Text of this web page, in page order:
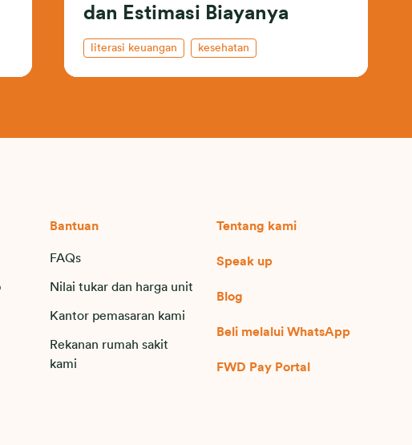
dan Estimasi Biayanya
literasi keuangan kesehatan
Bantuan
FAQs
Nilai tukar dan harga unit
Kantor pemasaran kami
Rekanan rumah sakit
kami
Tentang kami
Speak up
Blog
Beli melalui WhatsApp
FWD Pay Portal